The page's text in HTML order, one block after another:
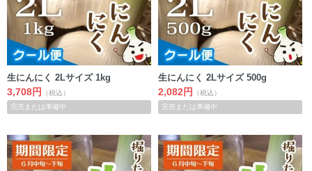
生にんにく 2Lサイズ 1kg
3,708円
（税込）
完売または準備中
生にんにく 2Lサイズ 500g
2,082円
（税込）
完売または準備中